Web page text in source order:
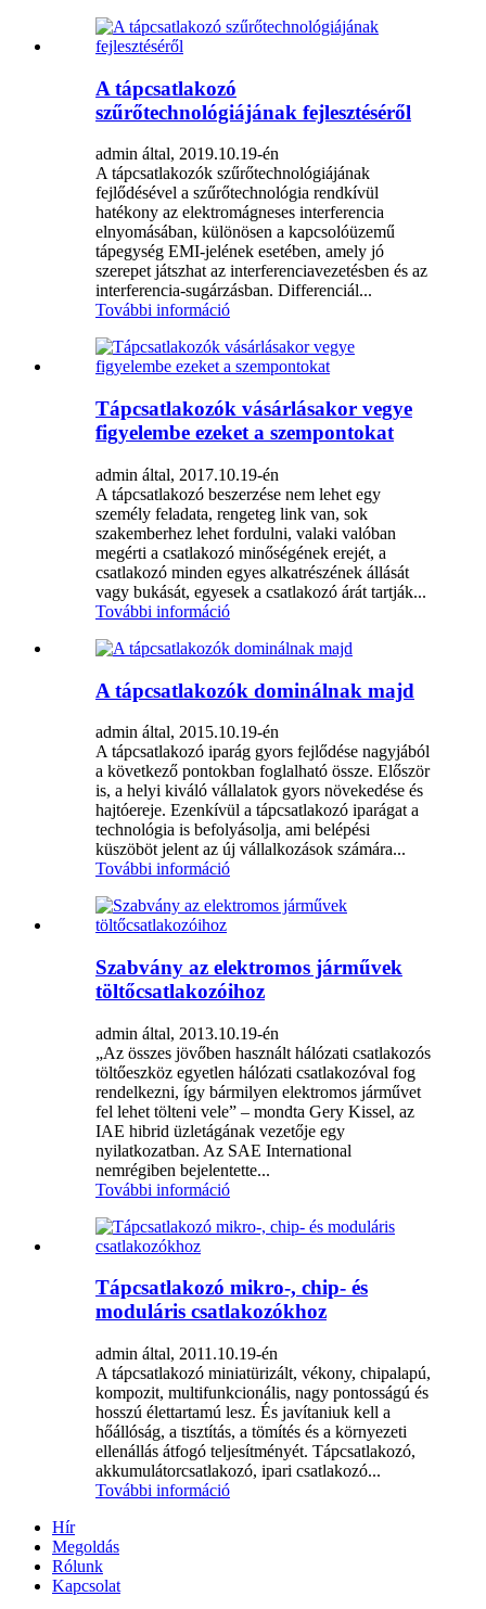
A tápcsatlakozó
szűrőtechnológiájának fejlesztéséről
admin által, 2019.10.19-én
A tápcsatlakozók szűrőtechnológiájának
fejlődésével a szűrőtechnológia rendkívül
hatékony az elektromágneses interferencia
elnyomásában, különösen a kapcsolóüzemű
tápegység EMI-jelének esetében, amely jó
szerepet játszhat az interferenciavezetésben és az
interferencia-sugárzásban. Differenciál...
További információ
Tápcsatlakozók vásárlásakor vegye
figyelembe ezeket a szempontokat
admin által, 2017.10.19-én
A tápcsatlakozó beszerzése nem lehet egy
személy feladata, rengeteg link van, sok
szakemberhez lehet fordulni, valaki valóban
megérti a csatlakozó minőségének erejét, a
csatlakozó minden egyes alkatrészének állását
vagy bukását, egyesek a csatlakozó árát tartják...
További információ
A tápcsatlakozók dominálnak majd
admin által, 2015.10.19-én
A tápcsatlakozó iparág gyors fejlődése nagyjából
a következő pontokban foglalható össze. Először
is, a helyi kiváló vállalatok gyors növekedése és
hajtóereje. Ezenkívül a tápcsatlakozó iparágat a
technológia is befolyásolja, ami belépési
küszöböt jelent az új vállalkozások számára...
További információ
Szabvány az elektromos járművek
töltőcsatlakozóihoz
admin által, 2013.10.19-én
„Az összes jövőben használt hálózati csatlakozós
töltőeszköz egyetlen hálózati csatlakozóval fog
rendelkezni, így bármilyen elektromos járművet
fel lehet tölteni vele” – mondta Gery Kissel, az
IAE hibrid üzletágának vezetője egy
nyilatkozatban. Az SAE International
nemrégiben bejelentette...
További információ
Tápcsatlakozó mikro-, chip- és
moduláris csatlakozókhoz
admin által, 2011.10.19-én
A tápcsatlakozó miniatürizált, vékony, chipalapú,
kompozit, multifunkcionális, nagy pontosságú és
hosszú élettartamú lesz. És javítaniuk kell a
hőállóság, a tisztítás, a tömítés és a környezeti
ellenállás átfogó teljesítményét. Tápcsatlakozó,
akkumulátorcsatlakozó, ipari csatlakozó...
További információ
Hír
Megoldás
Rólunk
Kapcsolat